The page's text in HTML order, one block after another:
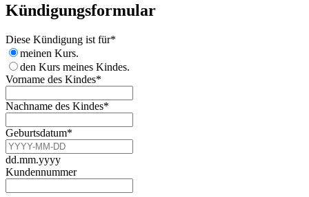
Kündigungsformular
Diese Kündigung ist für*
meinen Kurs.
den Kurs meines Kindes.
Company
Vorname des Kindes*
Nachname des Kindes*
Geburtsdatum*
dd.mm.yyyy
Kundennummer